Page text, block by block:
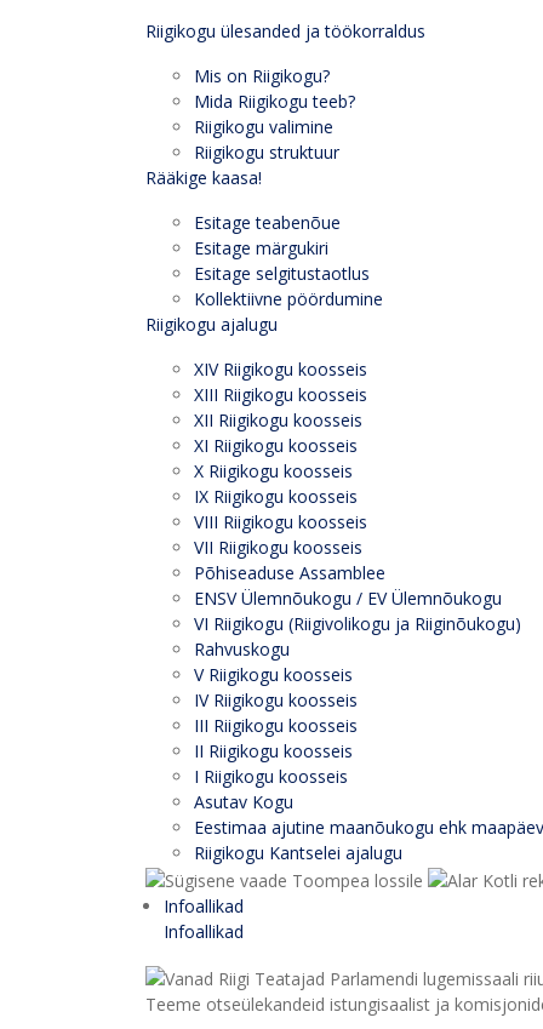
Riigikogu ülesanded ja töökorraldus
Mis on Riigikogu?
Mida Riigikogu teeb?
Riigikogu valimine
Riigikogu struktuur
Rääkige kaasa!
Esitage teabenõue
Esitage märgukiri
Esitage selgitustaotlus
Kollektiivne pöördumine
Riigikogu ajalugu
XIV Riigikogu koosseis
XIII Riigikogu koosseis
XII Riigikogu koosseis
XI Riigikogu koosseis
X Riigikogu koosseis
IX Riigikogu koosseis
VIII Riigikogu koosseis
VII Riigikogu koosseis
Põhiseaduse Assamblee
ENSV Ülemnõukogu / EV Ülemnõukogu
VI Riigikogu (Riigivolikogu ja Riiginõukogu)
Rahvuskogu
V Riigikogu koosseis
IV Riigikogu koosseis
III Riigikogu koosseis
II Riigikogu koosseis
I Riigikogu koosseis
Asutav Kogu
Eestimaa ajutine maanõukogu ehk maapäev
Riigikogu Kantselei ajalugu
Infoallikad
Infoallikad
Teeme otseülekandeid istungisaalist ja